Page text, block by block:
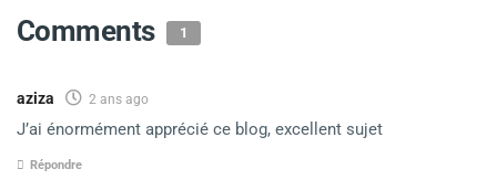
Comments 1
aziza 2 ans ago
J’ai énormément apprécié ce blog, excellent sujet
Répondre